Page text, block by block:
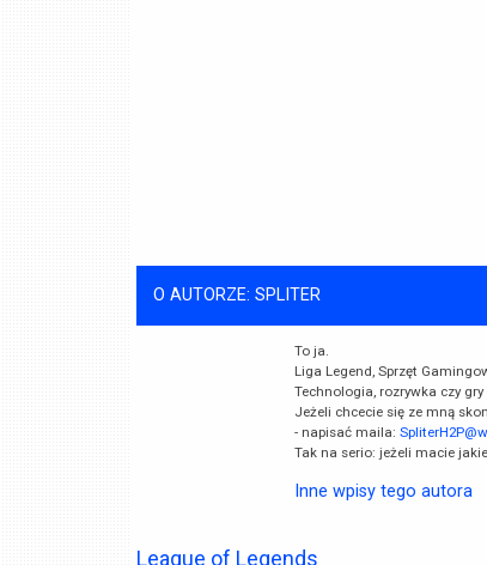
O AUTORZE: SPLITER
To ja.
Liga Legend, Sprzęt
Technologia, rozrywka czy
Jeżeli chcecie się ze mną
- napisać maila:
Tak na serio: jeżeli macie
Inne wpisy tego autora
League of Legends